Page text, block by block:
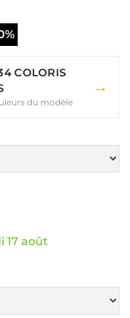
COLORIS
du modèle
→
17 août